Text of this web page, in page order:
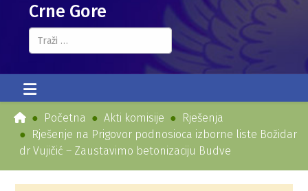
Crne Gore
Pretraga...
Početna Akti komisije
Rješenja
Rješenje na Prigovor podnosioca izborne liste Božidar
dr Vujičić – Zaustavimo betonizaciju Budve